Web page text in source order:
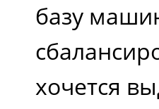
базу
хочется